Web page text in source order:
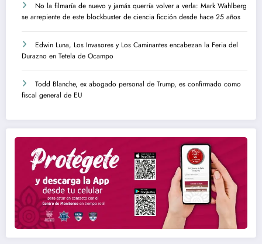
No la filmaría de nuevo y jamás querría volver a verla: Mark Wahlberg
se arrepiente de este blockbuster de ciencia ficción desde hace 25 años
Edwin Luna, Los Invasores y Los Caminantes encabezan la Feria del
Durazno en Tetela de Ocampo
Todd Blanche, ex abogado personal de Trump, es confirmado como
fiscal general de EU